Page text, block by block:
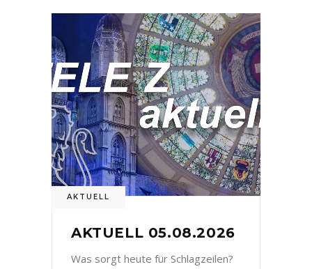
AKTUELL
AKTUELL 05.08.2026
Was sorgt heute für Schlagzeilen?